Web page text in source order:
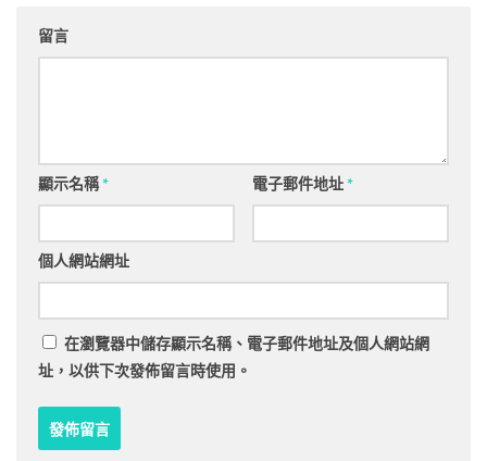
留言
顯示名稱* 電子郵件地址*
個人網站網址
在瀏覽器中儲存顯示名稱、電子郵件地址及個人網站網
址，以供下次發佈留言時使用。